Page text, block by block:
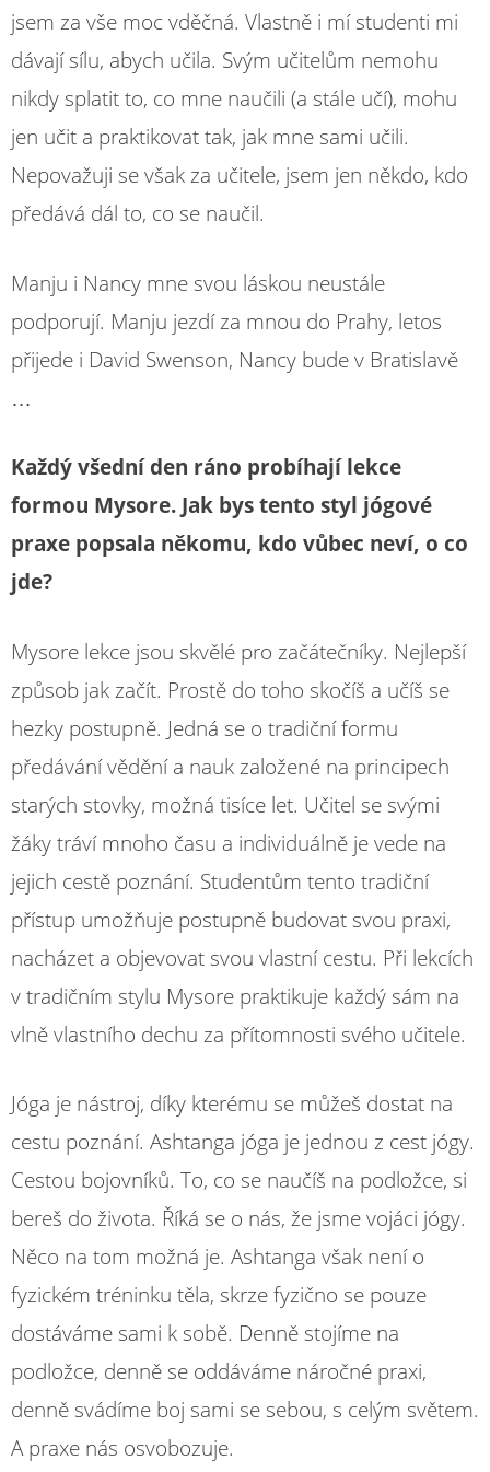
jsem za vše moc vděčná. Vlastně i mí studenti mi
dávají sílu, abych učila. Svým učitelům nemohu
nikdy splatit to, co mne naučili (a stále učí), mohu
jen učit a praktikovat tak, jak mne sami učili.
Nepovažuji se však za učitele, jsem jen někdo, kdo
předává dál to, co se naučil.
Manju i Nancy mne svou láskou neustále
podporují. Manju jezdí za mnou do Prahy, letos
přijede i David Swenson, Nancy bude v Bratislavě
…
Každý všední den ráno probíhají lekce
formou Mysore. Jak bys tento styl jógové
praxe popsala někomu, kdo vůbec neví, o co
jde?
Mysore lekce jsou skvělé pro začátečníky. Nejlepší
způsob jak začít. Prostě do toho skočíš a učíš se
hezky postupně. Jedná se o tradiční formu
předávání vědění a nauk založené na principech
starých stovky, možná tisíce let. Učitel se svými
žáky tráví mnoho času a individuálně je vede na
jejich cestě poznání. Studentům tento tradiční
přístup umožňuje postupně budovat svou praxi,
nacházet a objevovat svou vlastní cestu. Při lekcích
v tradičním stylu Mysore praktikuje každý sám na
vlně vlastního dechu za přítomnosti svého učitele.
Jóga je nástroj, díky kterému se můžeš dostat na
cestu poznání. Ashtanga jóga je jednou z cest jógy.
Cestou bojovníků. To, co se naučíš na podložce, si
bereš do života. Říká se o nás, že jsme vojáci jógy.
Něco na tom možná je. Ashtanga však není o
fyzickém tréninku těla, skrze fyzično se pouze
dostáváme sami k sobě. Denně stojíme na
podložce, denně se oddáváme náročné praxi,
denně svádíme boj sami se sebou, s celým světem.
A praxe nás osvobozuje.